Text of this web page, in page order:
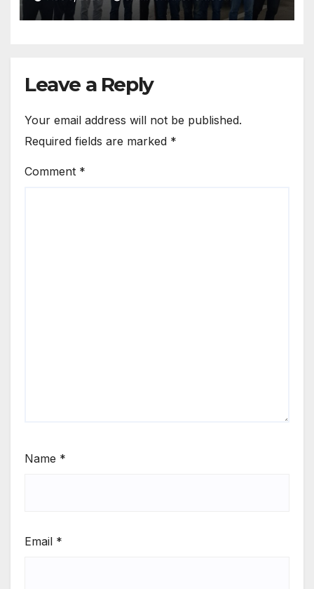
Leave a Reply
Your email address will not be published.
Required fields are marked *
Comment *
Name *
Email *